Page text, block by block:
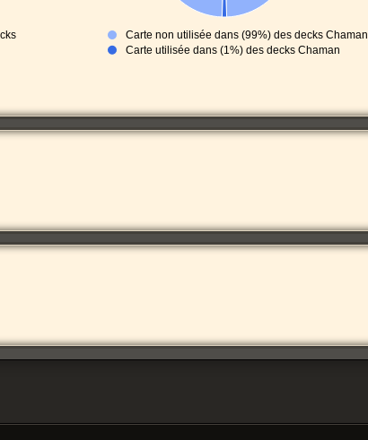
Carte non utilisée dans (99%) des decks Chaman
Carte utilisée dans (1%) des decks Chaman